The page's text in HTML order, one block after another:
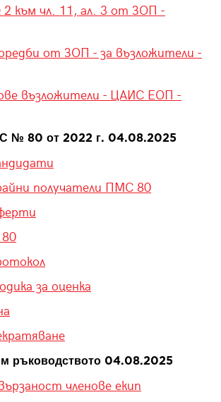
към чл. 11, ал. 3 от ЗОП -
от ЗОП - за възложители -
възложители - ЦАИС ЕОП -
№ 80 от 2022 г. 04.08.2025
получатели ПМС 80
за оценка
ръководството 04.08.2025
членове екип